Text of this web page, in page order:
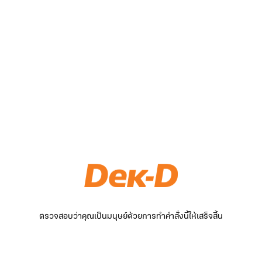
ตรวจสอบว่าคุณเป็นมนุษย์ด้วยการทำคำสั่งนี้ให้เสร็จสิ้น